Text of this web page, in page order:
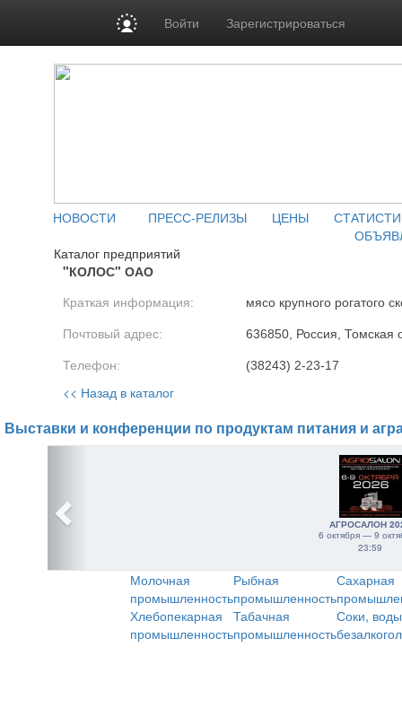
Войти Зарегистрироваться
НОВОСТИ ПРЕСС-РЕЛИЗЫ ЦЕНЫ
Каталог предприятий
"КОЛОС" ОАО
Краткая информация: мясо крупного рогатого
Почтовый адрес: 636850, Россия, Томская
Телефон: (38243) 2-23-17
<< Назад в каталог
Выставки и конференции по продуктам питания и
АГРОСАЛОН
6 октября — 9
23:59
Молочная
промышленность
Рыбная
промышленность
Сахарная
Хлебопекарная
промышленность
Табачная
промышленность
Соки,